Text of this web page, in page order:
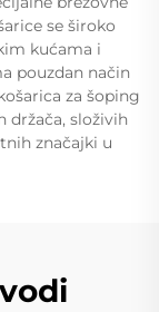
se široko
kućama i
pouzdan način
za šoping
držača, složivih
značajki u